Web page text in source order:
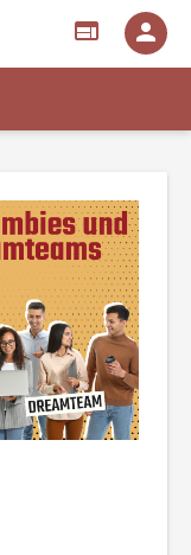
web person